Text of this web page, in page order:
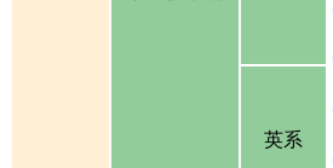
英系